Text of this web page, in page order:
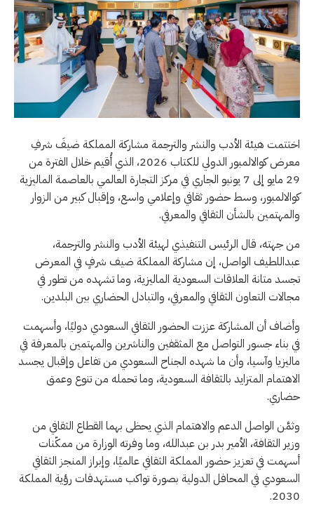
اختتمت هيئة الأدب والنشر والترجمة مشاركة المملكة ضيفَ شرفِ
معرض كوالالمبور الدولي للكتاب 2026، الذي أُقيم خلال الفترة من
29 مايو إلى 7 يونيو الجاري في مركز التجارة العالمي بالعاصمة الماليزية
كوالالمبور، وسط حضور ثقافي وإعلامي واسع، وإقبال كبير من الزوار
والمهتمين بالشأن الثقافي والمعرفي.
من جهته، قال الرئيس التنفيذي لهيئة الأدب والنشر والترجمة،
عبداللطيف الواصل، إن مشاركة المملكة ضيف شرفٍ في المعرض
تجسد متانة العلاقات السعودية الماليزية، وما تشهده من تطور في
مجالات التعاون الثقافي والمعرفي، والتبادل الحضاري بين البلدين.
وأضاف أن المشاركة عززت الحضور الثقافي السعودي دوليًا، وأسهمت
في بناء جسور التواصل مع المثقفين والناشرين والمهتمين بالمعرفة في
ماليزيا وآسيا، وأن ما شهده الجناح السعودي من تفاعل وإقبال يجسد
الاهتمام المتزايد بالثقافة السعودية، وما تحمله من تنوع وعمق
حضاري.
وثمَّن الواصل الدعم والاهتمام الذي يحظى بهما القطاع الثقافي من
وزير الثقافة، الأمير بدر بن عبدالله، وما وفرته الوزارة من ممكّنات
أسهمت في تعزيز حضور المملكة الثقافي عالميًا، وإبراز المنجز الثقافي
السعودي في المحافل الدولية بصورة تواكب مستهدفات رؤية المملكة
2030.